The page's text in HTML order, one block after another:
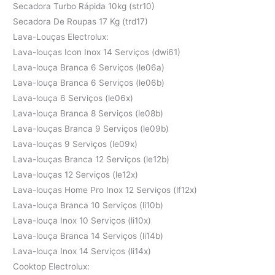
Secadora Turbo Rápida 10kg (str10)
Secadora De Roupas 17 Kg (trd17)
Lava-Louças Electrolux:
Lava-louças Icon Inox 14 Serviços (dwi61)
Lava-louça Branca 6 Serviços (le06a)
Lava-louça Branca 6 Serviços (le06b)
Lava-louça 6 Serviços (le06x)
Lava-louça Branca 8 Serviços (le08b)
Lava-louças Branca 9 Serviços (le09b)
Lava-louças 9 Serviços (le09x)
Lava-louças Branca 12 Serviços (le12b)
Lava-louças 12 Serviços (le12x)
Lava-louças Home Pro Inox 12 Serviços (lf12x)
Lava-louça Branca 10 Serviços (li10b)
Lava-louça Inox 10 Serviços (li10x)
Lava-louça Branca 14 Serviços (li14b)
Lava-louça Inox 14 Serviços (li14x)
Cooktop Electrolux: